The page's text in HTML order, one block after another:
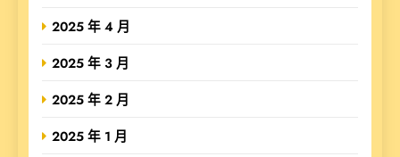
2025 年 4 月
2025 年 3 月
2025 年 2 月
2025 年 1 月